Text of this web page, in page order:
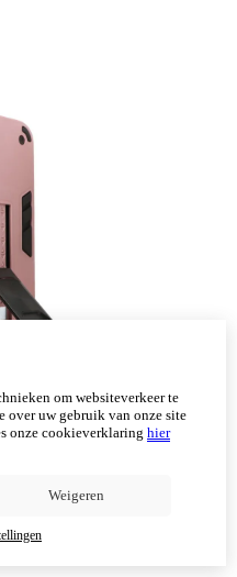
Back Cover
om websiteverkeer te
over uw gebruik van onze site
onze cookieverklaring hier
Weigeren